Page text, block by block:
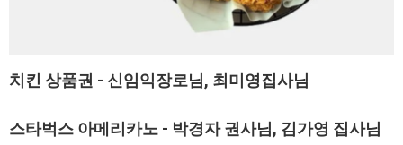
치킨 상품권 - 신임익장로님, 최미영집사님
스타벅스 아메리카노 - 박경자 권사님, 김가영 집사님